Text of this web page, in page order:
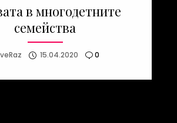
в многодетните
семейства
15.04.2020 0